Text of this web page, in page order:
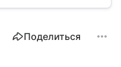
Поделиться